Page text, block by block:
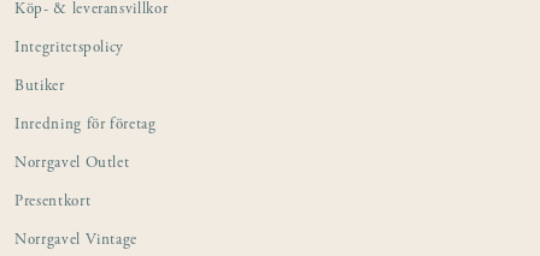
Köp- & leveransvillkor
Integritetspolicy
Butiker
Inredning för företag
Norrgavel Outlet
Presentkort
Norrgavel Vintage